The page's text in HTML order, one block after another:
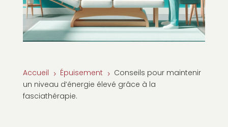
Accueil 5 Épuisement 5
Conseils pour maintenir
un niveau d’énergie élevé grâce à la
fasciathérapie.